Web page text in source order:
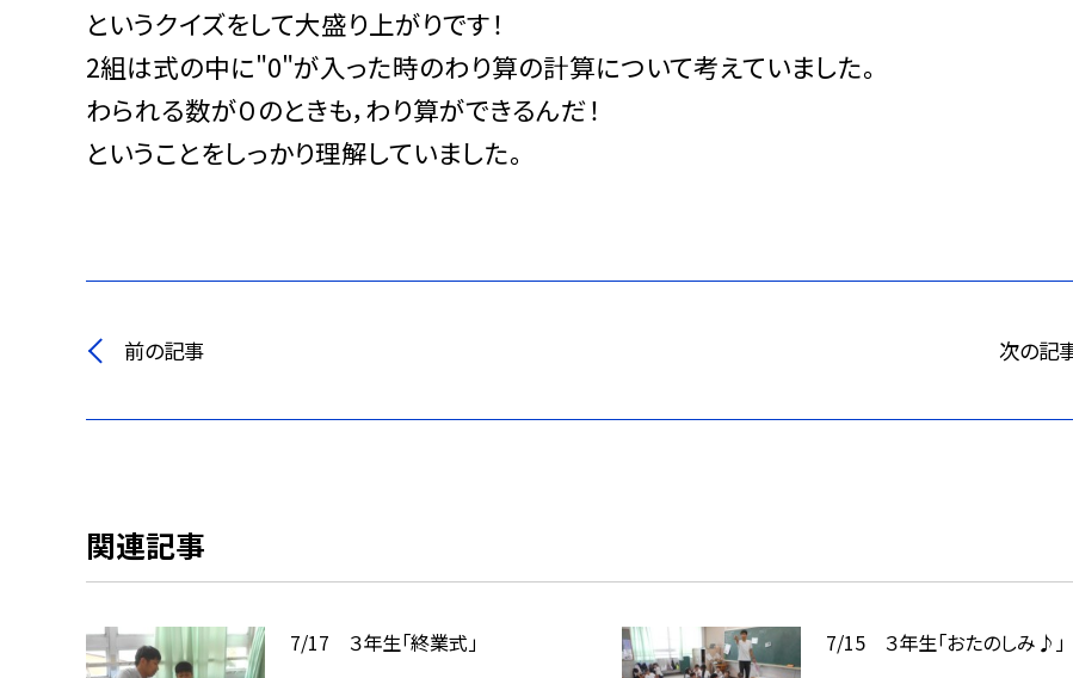
というクイズをして大盛り上がりです！
2組は式の中に"0"が入った時のわり算の計算について考えていました。
わられる数が０のときも，わり算ができるんだ！
ということをしっかり理解していました。
前の記事 次の記
関連記事
7/17 ３年生「終業式」 7/15 ３年生「おたのしみ♪」